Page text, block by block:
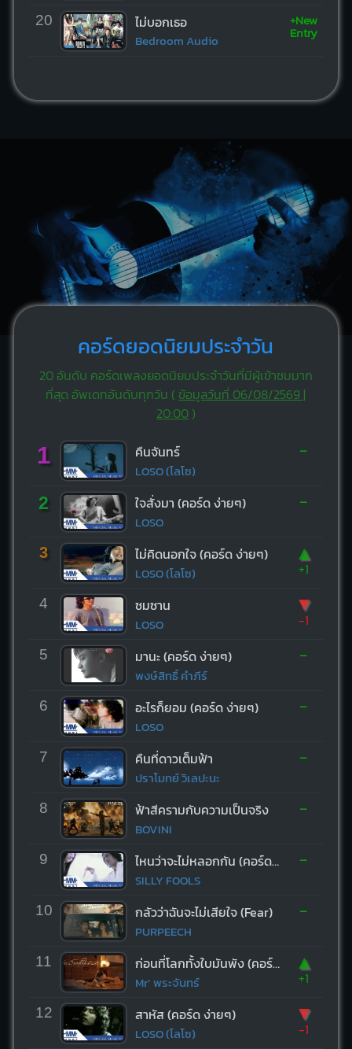
20 ไม่บอกเธอ
Bedroom Audio
+New
Entry
คอร์ดยอดนิยมประจำวัน
20 อันดับ คอร์ดเพลงยอดนิยมประจำวันที่มีผู้เข้าชมมาก
ที่สุด อัพเดทอันดับทุกวัน ( ข้อมูลวันที่ 06/08/2569 |
20:00)
1 คืนจันทร์
LOSO (โลโซ)
-
2 ใจสั่งมา (คอร์ด ง่ายๆ)
LOSO
-
3 ไม่คิดนอกใจ (คอร์ด ง่ายๆ)
LOSO (โลโซ)
▲
+1
4 ซมซาน
LOSO
▼
-1
5 มานะ (คอร์ด ง่ายๆ)
พงษ์สิทธิ์ คำภีร์
-
6 อะไรก็ยอม (คอร์ด ง่ายๆ)
LOSO
-
7 คืนที่ดาวเต็มฟ้า
ปราโมทย์ วิเลปะนะ
-
8 ฟ้าสีครามกับความเป็นจริง
BOVINI
-
9 ไหนว่าจะไม่หลอกกัน (คอร์ด ง่ายๆ)
SILLY FOOLS
-
10 กลัวว่าฉันจะไม่เสียใจ (Fear)
PURPEECH
-
11 ก่อนที่โลกทั้งใบมันพัง (คอร์ด ง่ายๆ)
Mr’ พระจันทร์
▲
+1
12 สาหัส (คอร์ด ง่ายๆ)
LOSO (โลโซ)
▼
-1